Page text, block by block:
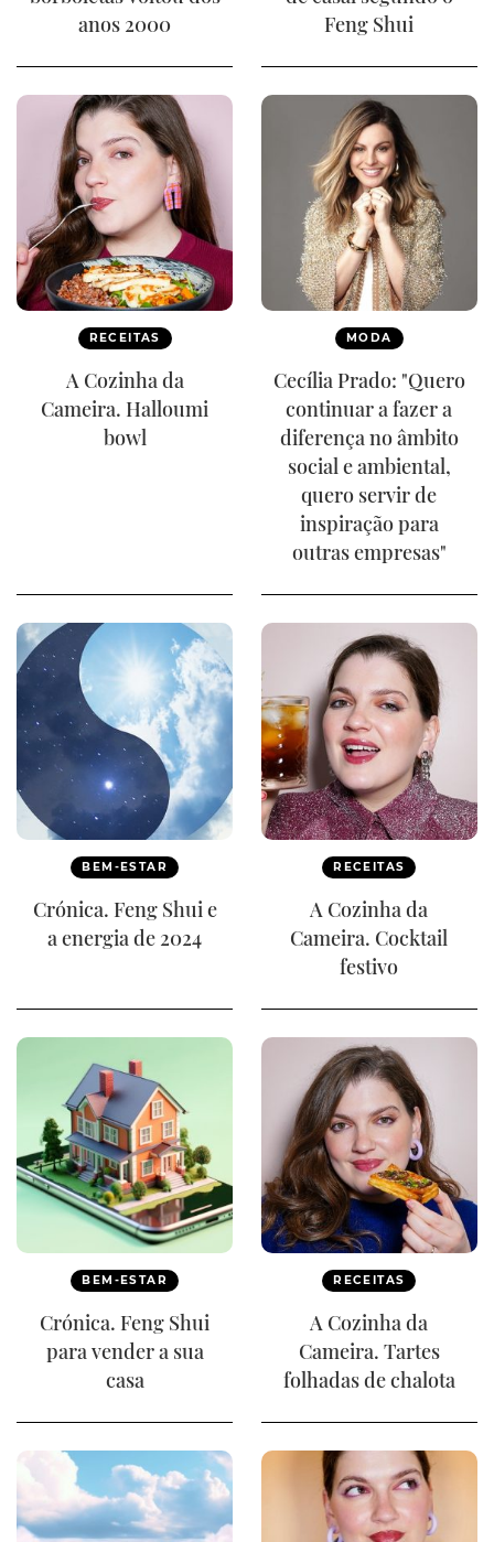
anos 2000
Feng Shui
RECEITAS
A Cozinha da
Cameira. Halloumi
bowl
MODA
Cecília Prado: "Quero
continuar a fazer a
diferença no âmbito
social e ambiental,
quero servir de
inspiração para
outras empresas"
BEM-ESTAR
Crónica. Feng Shui e
a energia de 2024
RECEITAS
A Cozinha da
Cameira. Cocktail
festivo
BEM-ESTAR
Crónica. Feng Shui
para vender a sua
casa
RECEITAS
A Cozinha da
Cameira. Tartes
folhadas de chalota